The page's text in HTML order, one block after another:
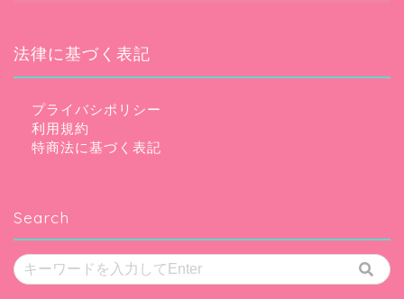
法律に基づく表記
プライバシポリシー
利用規約
特商法に基づく表記
Search